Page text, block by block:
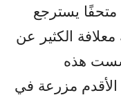
يسترجع
الكثير عن
هذه
و هي الأقدم مزرعة في